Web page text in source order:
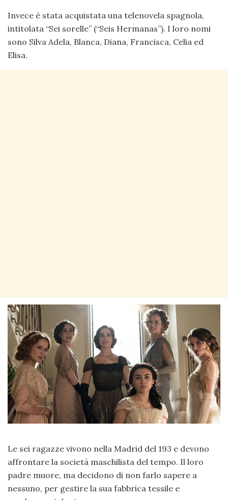
Invece è stata acquistata una telenovela spagnola,
intitolata “Sei sorelle” (“Seis Hermanas”). I loro nomi
sono Silva Adela, Blanca, Diana, Francisca, Celia ed
Elisa.
Le sei ragazze vivono nella Madrid del 193 e devono
affrontare la società maschilista del tempo. Il loro
padre muore, ma decidono di non farlo sapere a
nessuno, per gestire la sua fabbrica tessile e